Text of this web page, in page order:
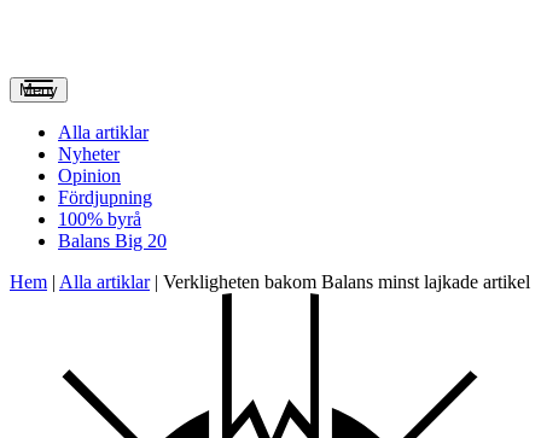
Meny
Alla artiklar
Nyheter
Opinion
Fördjupning
100% byrå
Balans Big 20
Hem | Alla artiklar| Verkligheten bakom Balans minst lajkade artikel